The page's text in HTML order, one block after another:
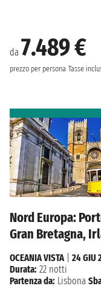
da 7.489 €
prezzo per persona Tasse
Nord Europa:
Gran Bretagna,
OCEANIA VISTA| 24 GIU
Durata: 22 notti
Partenza da: Lisbona